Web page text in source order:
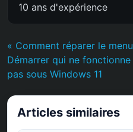
10 ans d'expérience
« Comment réparer le menu
Démarrer qui ne fonctionne
pas sous Windows 11
Articles similaires